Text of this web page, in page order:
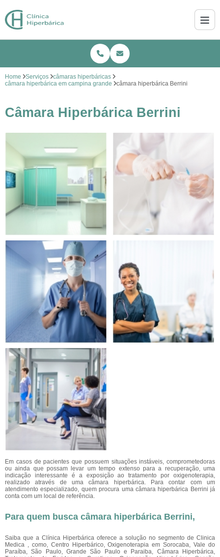
Home Serviços
câmaras hiperbáricas
câmara hiperbárica em campina grande
câmara hiperbárica Berrini
Câmara Hiperbárica Berrini
Em casos de pacientes que possuem situações instáveis, comprometedoras
ou ainda que possam levar um tempo extenso para a recuperação, uma
indicação interessante é a exposição ao tratamento por oxigenoterapia,
realizado através de uma câmara hiperbárica. Para contar com um
atendimento especializado, quem procura uma câmara hiperbárica Berrini já
conta com um local de referência.
Para quem busca câmara hiperbárica Berrini,
Saiba que a Clínica Hiperbárica oferece a solução no segmento de Clinica
Medica , como, Centro Hiperbárico, Oxigenoterapia em Sorocaba, Vale do
Paraíba, São Paulo, Grande São Paulo e Paraiba, Câmara Hiperbárica,